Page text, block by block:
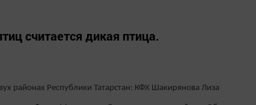
считается дикая птица.
районах Республики Татарстан: КФХ Шакирянова Лиза